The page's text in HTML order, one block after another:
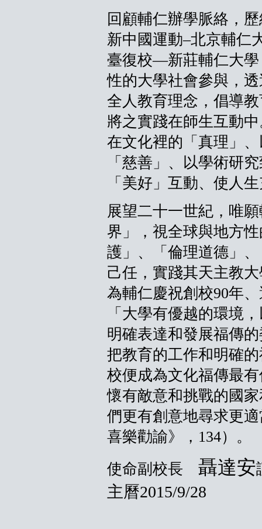
回顧輔仁辦學脈絡，
新中國運動–北京輔仁
臺復校—新莊輔仁大學
性的大學社會參與，
全人教育理念，倡導
將之實踐在師生互動
在文化裡的「真理」
「慈善」、以學術研
「美好」互動、使人
展望二十一世紀，唯
界」，視全球與地方
護」、「倫理道德」
己任，實踐其天主教
為輔仁慶祝創校90年
「大學有優越的環境
明確表達和發展福傳
把教育的工作和明確
校便成為文化福傳最
懷有敵意和挑戰的國
們更有創意地尋求更
喜樂勸諭》，134）。
使命副校長 聶達安
主曆2015/9/28